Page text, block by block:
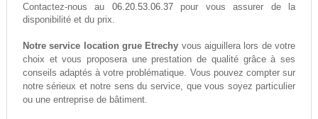
Contactez-nous au 06.20.53.06.37pour vous assurer de la
disponibilité et du prix.
Notre service location grue Etrechy vous aiguillera lors de votre
choix et vous proposera une prestation de qualité grâce à ses
conseils adaptés à votre problématique. Vous pouvez compter sur
notre sérieux et notre sens du service, que vous soyez particulier
ou une entreprise de bâtiment.